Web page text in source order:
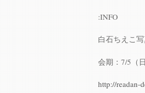
:INFO
白石ちえこ
会期：7/5（
http://readan-